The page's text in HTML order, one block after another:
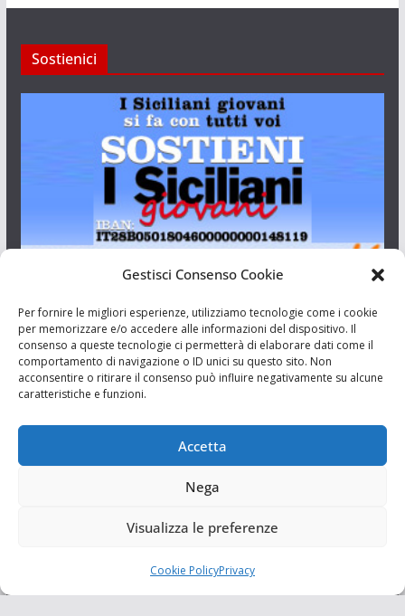
Gestisci Consenso Cookie
Per fornire le migliori esperienze, utilizziamo tecnologie come i cookie
per memorizzare e/o accedere alle informazioni del dispositivo. Il
consenso a queste tecnologie ci permetterà di elaborare dati come il
comportamento di navigazione o ID unici su questo sito. Non
acconsentire o ritirare il consenso può influire negativamente su alcune
caratteristiche e funzioni.
Accetta
Nega
Visualizza le preferenze
Cookie PolicyPrivacy
Sostienici
Aut. del tribunale di Catania n.23/2011 del 20/09/2011 Dir.
Resp. Riccardo Orioles.
Associazione Culturale I Siciliani Giovani
via Randazzo 27 Catania
I Siciliani Giovani. Tutti i diritti riservati.
Tema:ColorMagdi ThemeGrill. Powered byWordPress.